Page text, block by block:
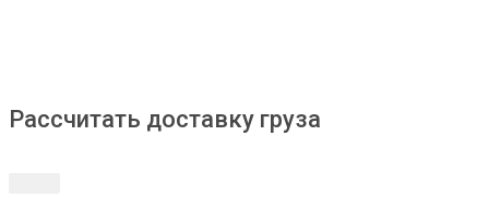
Рассчитать доставку груза